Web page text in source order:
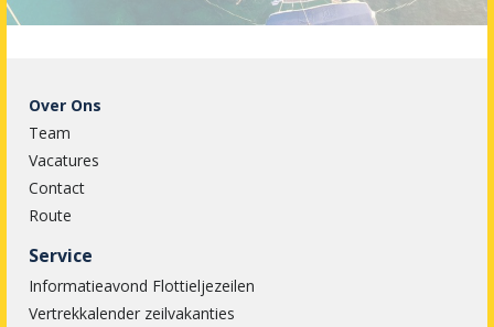
Over Ons
Team
Vacatures
Contact
Route
Service
Informatieavond Flottieljezeilen
Vertrekkalender zeilvakanties